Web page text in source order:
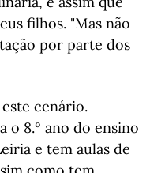
filhos. "Mas não
por parte dos
este cenário.
o 8.º ano do ensino
e tem aulas de